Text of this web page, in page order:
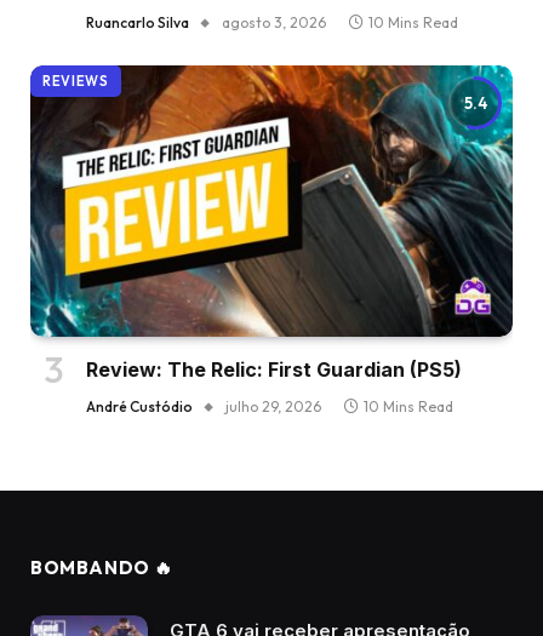
Ruancarlo Silva agosto 3, 2026 10 Mins Read
5.4
REVIEWS
Review: The Relic: First Guardian (PS5)
André Custódio julho 29, 2026 10 Mins Read
BOMBANDO 🔥
GTA 6 vai receber apresentação